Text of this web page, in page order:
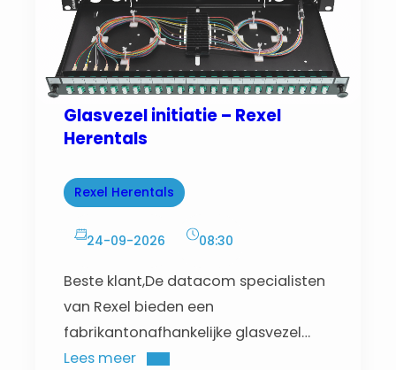
Glasvezel initiatie – Rexel
Herentals
Rexel Herentals
24-09-2026 08:30
Beste klant,De datacom specialisten
van Rexel bieden een
fabrikantonafhankelijke glasvezel
workshop aan.
Lees meer